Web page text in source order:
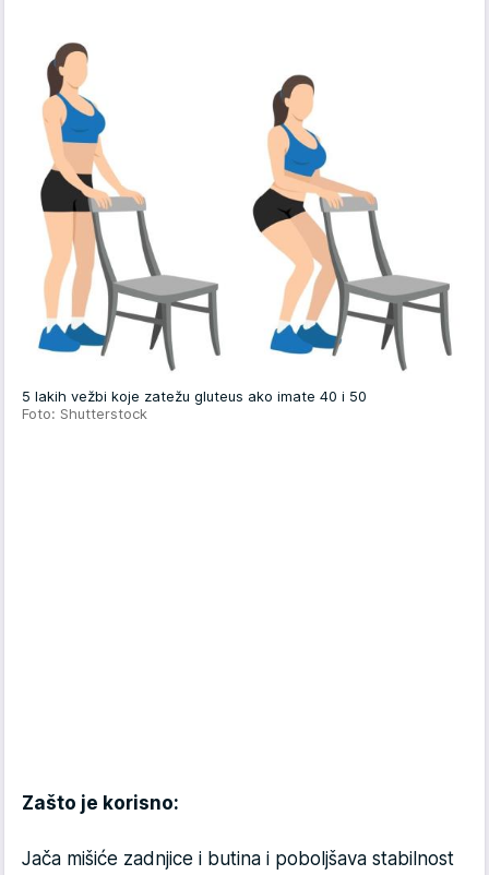
5 lakih vežbi koje zatežu gluteus ako imate 40 i 50
Foto: Shutterstock
Zašto je korisno:
Jača mišiće zadnjice i butina i poboljšava stabilnost